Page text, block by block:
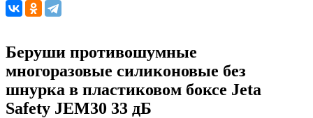
Беруши противошумные
многоразовые силиконовые без
шнурка в пластиковом боксе Jeta
Safety JEM30 33 дБ